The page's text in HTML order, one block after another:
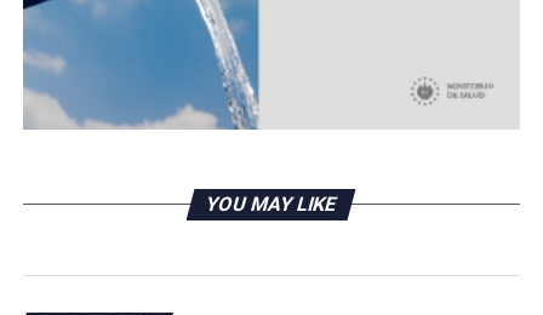
5 casos Covid-19
DON'T MISS
Medios se suman a «Yo me quedo en casa» y «Juntos
Saldremos adelante El Salvador»
YOU MAY LIKE